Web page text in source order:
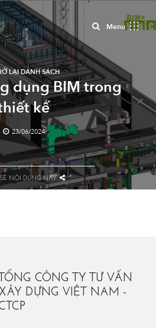
MenuClose
LẠI DANH SÁCH
dụng BIM trong
kế
23/06/2024
NỘI DUNG NÀY
TỔNG CÔNG TY TƯ VẤN
XÂY DỰNG VIỆT NAM -